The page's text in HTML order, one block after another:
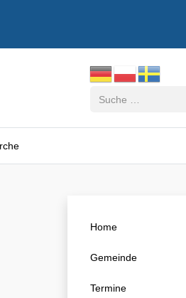
Home
Gemeinde
Termine